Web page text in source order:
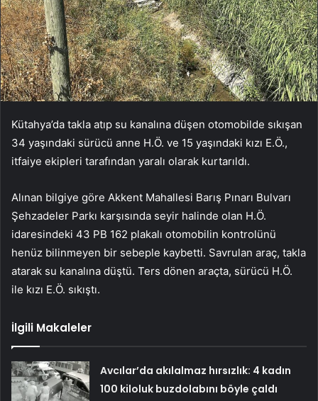
Kütahya’da takla atıp su kanalına düşen otomobilde sıkışan
34 yaşındaki sürücü anne H.Ö. ve 15 yaşındaki kızı E.Ö.,
itfaiye ekipleri tarafından yaralı olarak kurtarıldı.
Alınan bilgiye göre Akkent Mahallesi Barış Pınarı Bulvarı
Şehzadeler Parkı karşısında seyir halinde olan H.Ö.
idaresindeki 43 PB 162 plakalı otomobilin kontrolünü
henüz bilinmeyen bir sebeple kaybetti. Savrulan araç, takla
atarak su kanalına düştü. Ters dönen araçta, sürücü H.Ö.
ile kızı E.Ö. sıkıştı.
İlgili Makaleler
Avcılar’da akılalmaz hırsızlık: 4 kadın
100 kiloluk buzdolabını böyle çaldı